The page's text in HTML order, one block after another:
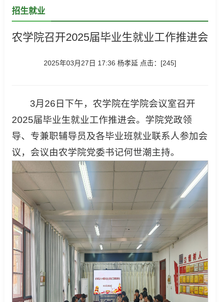
招生就业
农学院召开2025届毕业生就业工作推进会
2025年03月27日 17:36 杨孝延 点击：[245]
3月26日下午，农学院在学院会议室召开
2025届毕业生就业工作推进会。学院党政领
导、专兼职辅导员及各毕业班就业联系人参加会
议，会议由农学院党委书记何世潮主持。